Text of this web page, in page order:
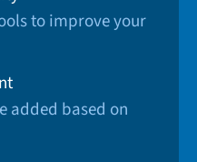
to improve your
added based on